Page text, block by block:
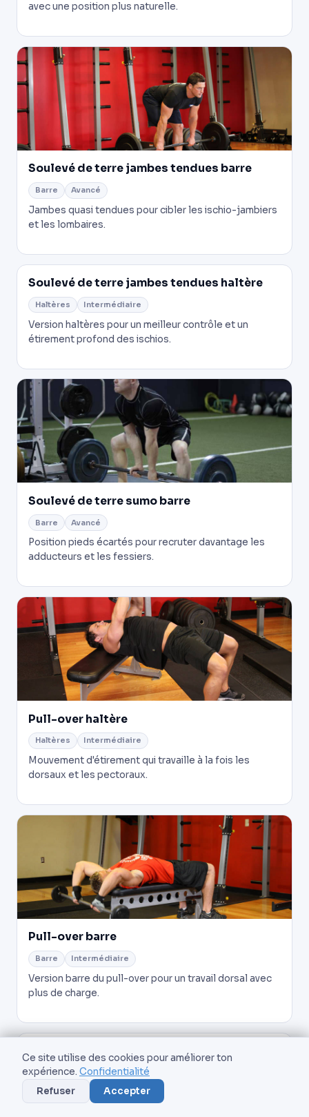
avec une position plus naturelle.
Soulevé de terre jambes tendues barre
Barre Avancé
Jambes quasi tendues pour cibler les ischio-jambiers
et les lombaires.
Soulevé de terre jambes tendues haltère
Haltères Intermédiaire
Version haltères pour un meilleur contrôle et un
étirement profond des ischios.
Soulevé de terre sumo barre
Barre Avancé
Position pieds écartés pour recruter davantage les
adducteurs et les fessiers.
Pull-over haltère
Haltères Intermédiaire
Mouvement d'étirement qui travaille à la fois les
dorsaux et les pectoraux.
Pull-over barre
Barre Intermédiaire
Version barre du pull-over pour un travail dorsal avec
plus de charge.
Pull-over câble
Câble Intermédiaire
Pull-over à la poulie haute pour une tension constante
Ce site utilise des cookies pour améliorer ton
expérience. Confidentialité
Refuser
Accepter